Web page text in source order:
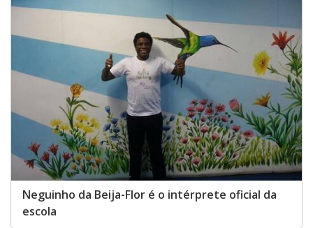
Neguinho da Beija-Flor é o intérprete oficial da
escola